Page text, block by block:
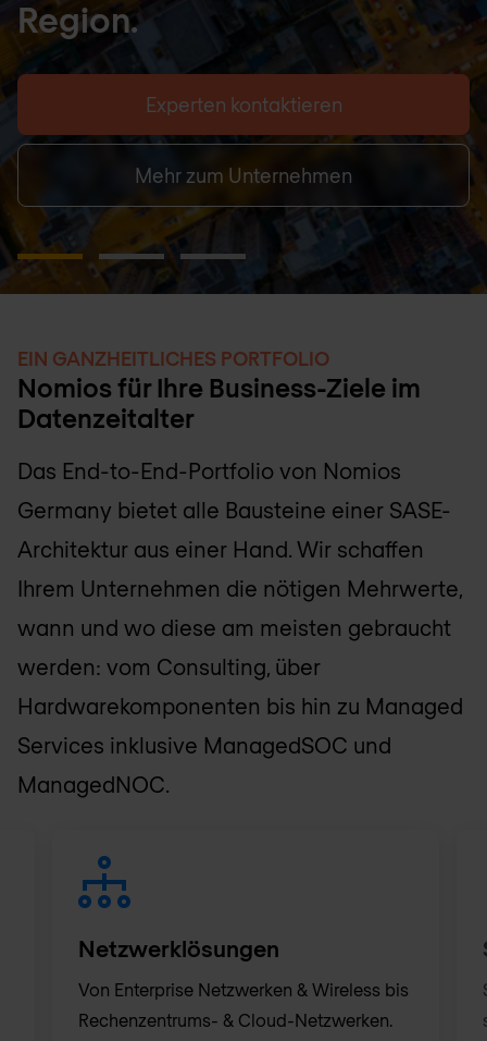
Team Nomios mit echter
Verantwortung ab Tag 1
Zu den Karriere-Chancen
EIN GANZHEITLICHES PORTFOLIO
Nomios für Ihre Business-Ziele im
Datenzeitalter
Das End-to-End-Portfolio von Nomios
Germany bietet alle Bausteine einer SASE-
Architektur aus einer Hand. Wir schaffen
Ihrem Unternehmen die nötigen Mehrwerte,
wann und wo diese am meisten gebraucht
werden: vom Consulting, über
Hardwarekomponenten bis hin zu Managed
Services inklusive ManagedSOC und
ManagedNOC.
Netzwerklösungen
Von Enterprise Netzwerken & Wireless bis
Rechenzentrums- & Cloud-Netzwerken.